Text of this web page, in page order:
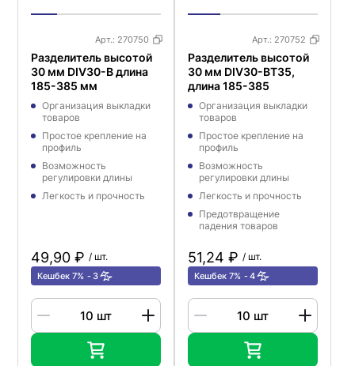
Арт.: 270750
Разделитель высотой
30 мм DIV30-B длина
185-385 мм
Организация выкладки
товаров
Простое крепление на
профиль
Возможность
регулировки длины
Легкость и прочность
49,90 ₽ / шт.
Кешбек 7% 3
Арт.: 270752
Разделитель высотой
30 мм DIV30-BT35,
длина 185-385
Организация выкладки
товаров
Простое крепление на
профиль
Возможность
регулировки длины
Легкость и прочность
Предотвращение
падения товаров
51,24 ₽ / шт.
Кешбек 7% 4